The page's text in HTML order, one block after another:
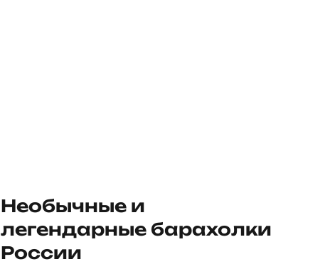
Необычные и
легендарные барахолки
России